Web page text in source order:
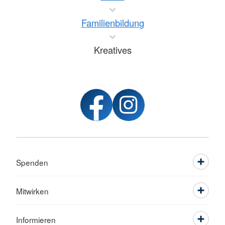
Familienbildung
Kreatives
Spenden
Mitwirken
Informieren